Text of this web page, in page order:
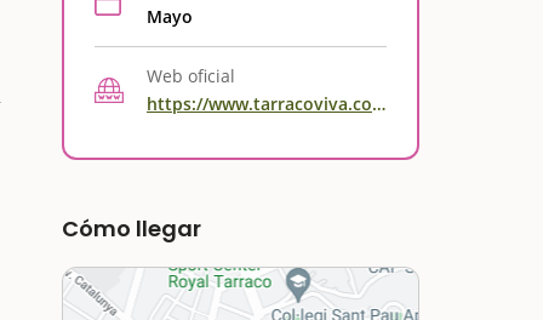
Mayo
Web oficial
https://www.tarracoviva.com/es/
Cómo llegar